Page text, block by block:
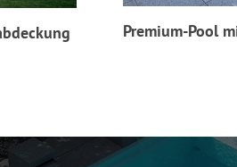
Premium-Pool